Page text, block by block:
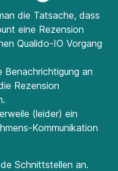
die Tatsache, dass
eine Rezension
Qualido-IO Vorgang
Benachrichtigung an
Rezension
(leider) ein
Kommunikation
Schnittstellen an.